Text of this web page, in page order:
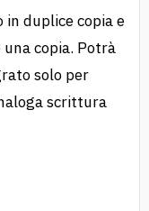
duplice copia e
copia. Potrà
solo per
scrittura